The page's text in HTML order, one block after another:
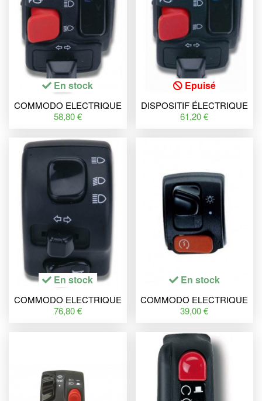
En stock
COMMODO ELECTRIQUE
GAUCHE NOIR POUR
'00, KLAXON,
CLIGNOTANTS, FEU
58,80 €
Epuisé
DISPOSITIF ÉLECTRIQUE
GAUCHE RIEJU SMX,
61,20 €
En stock
COMMODO ELECTRIQUE
GAUCHE
76,80 €
En stock
COMMODO ELECTRIQUE
DROIT NOIR POUR
03, DEMARREUR, FEUX 2
POSITIONS
39,00 €